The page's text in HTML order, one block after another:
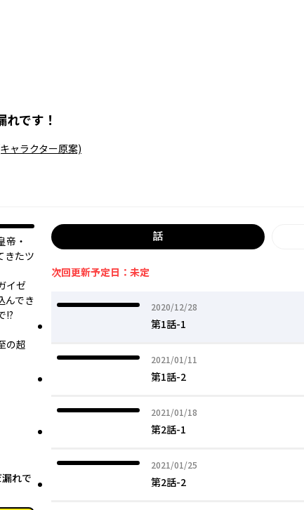
です！
ャラクター原案)
帝・
きたツ
イゼ
んでき
の超
日
れで
話
次回更新予定日：未定
2020/12/28
2020年12月28日
第1話-1
2021/01/11
2021年01月11日
第1話-2
2021/01/18
2021年01月18日
第2話-1
2021/01/25
2021年01月25日
第2話-2